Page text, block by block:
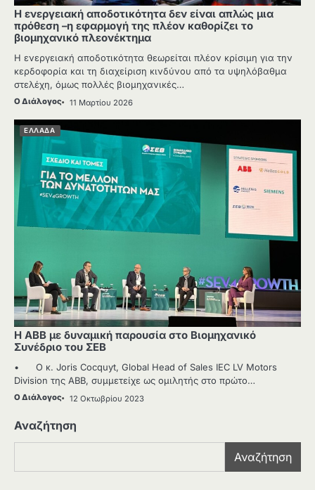
Η ενεργειακή αποδοτικότητα δεν είναι απλώς μια
πρόθεση –η εφαρμογή της πλέον καθορίζει το
βιομηχανικό πλεονέκτημα
Η ενεργειακή αποδοτικότητα θεωρείται πλέον κρίσιμη για την
κερδοφορία και τη διαχείριση κινδύνου από τα υψηλόβαθμα
στελέχη, όμως πολλές βιομηχανικές…
Ο Διάλογος 11 Μαρτίου 2026
ΕΛΛΑΔΑ
Η ABB με δυναμική παρουσία στο Βιομηχανικό
Συνέδριο του ΣΕΒ
• Ο κ. Joris Cocquyt, Global Head of Sales IEC LV Motors
Division της ABB, συμμετείχε ως ομιλητής στο πρώτο…
Ο Διάλογος 12 Οκτωβρίου 2023
Αναζήτηση
Αναζήτηση